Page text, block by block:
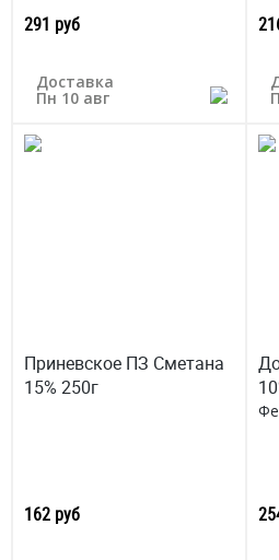
291 руб
Доставка
Пн 10 авг
Приневское ПЗ Сметана
15% 250г
162 руб